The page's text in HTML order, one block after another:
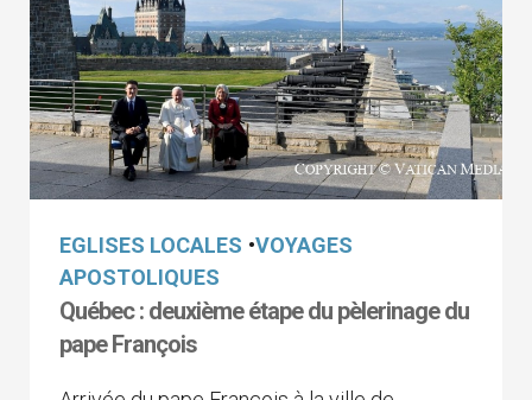
EGLISES LOCALES •VOYAGES
APOSTOLIQUES
Québec : deuxième étape du pèlerinage du
pape François